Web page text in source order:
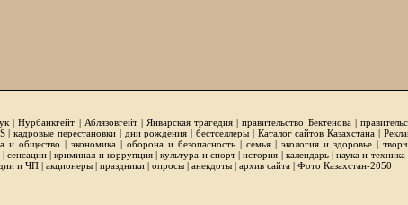
|Нурбанкгейт | Аблязовгейт| Январская трагедия |правительство Бектенова|
|кадровые перестановки| дни рождения | бестселлеры| Каталог сайтов Казахстана |
и общество | экономика | оборона и безопасность | семья | экология и здоровье |
| сенсации|криминал и коррупция|культура и спорт|история | календарь|наука и техника
и ЧП | акционеры | праздники | опросы | анекдоты | архив сайта | Фото Казахстан-2050